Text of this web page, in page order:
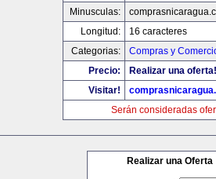
Minusculas:
Longitud:
16 caracteres
Categorias:
Compras y
Precio:
Realizar una oferta!
Visitar!
Serán consideradas
Realizar una Oferta